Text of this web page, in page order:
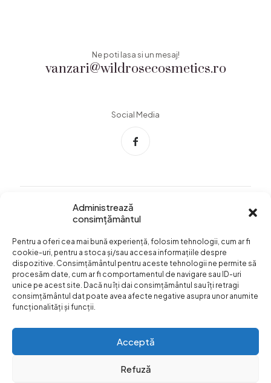
Administrează
consimțământul
Pentru a oferi cea mai bună experiență, folosim tehnologii, cum ar fi
cookie-uri, pentru a stoca și/sau accesa informațiile despre
dispozitive. Consimțământul pentru aceste tehnologii ne permite să
procesăm date, cum ar fi comportamentul de navigare sau ID-uri
unice pe acest site. Dacă nu îți dai consimțământul sau îți retragi
consimțământul dat poate avea afecte negative asupra unor anumite
funcționalități și funcții.
Acceptă
Refuză
vanzari@wildrosecosmetics.ro
Ne poti lasa si un mesaj!
Social Media
Termeni si conditii
Confidentialitatea
datelor
Livrare si plata
Formular retur